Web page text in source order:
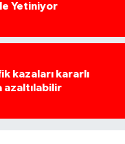
Yetiniyor
kazaları kararlı
azaltılabilir